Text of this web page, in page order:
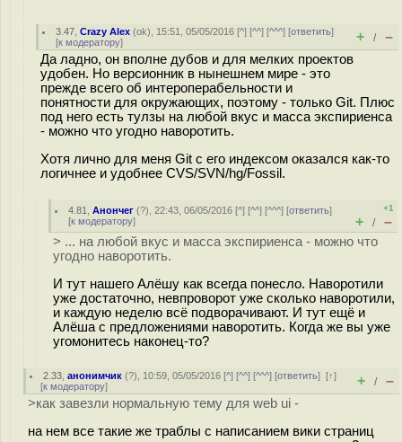
3.47 ,Crazy Alex (ok), 15:51, 05/05/2016 [^] [^^] [^^^] [ответить]
[к модератору] + / –
Да ладно, он вполне дубов и для мелких проектов
удобен. Но версионник в нынешнем мире - это
прежде всего об интероперабельности и
понятности для окружающих, поэтому - только Git. Плюс
под него есть тулзы на любой вкус и масса экспириенса
- можно что угодно наворотить.
Хотя лично для меня Git с его индексом оказался как-то
логичнее и удобнее CVS/SVN/hg/Fossil.
4.81 ,Анончег (?), 22:43, 06/05/2016 [^] [^^] [^^^] [ответить]
[к модератору]
+1
+ / –
> ... на любой вкус и масса экспириенса - можно что
угодно наворотить.
И тут нашего Алёшу как всегда понесло. Наворотили
уже достаточно, невпроворот уже сколько наворотили,
и каждую неделю всё подворачивают. И тут ещё и
Алёша с предложениями наворотить. Когда же вы уже
угомонитесь наконец-то?
2.33 ,анонимчик (?), 10:59, 05/05/2016 [^] [^^] [^^^] [ответить][↑]
[к модератору] + / –
>как завезли нормальную тему для web ui -
на нем все такие же траблы с написанием вики страниц